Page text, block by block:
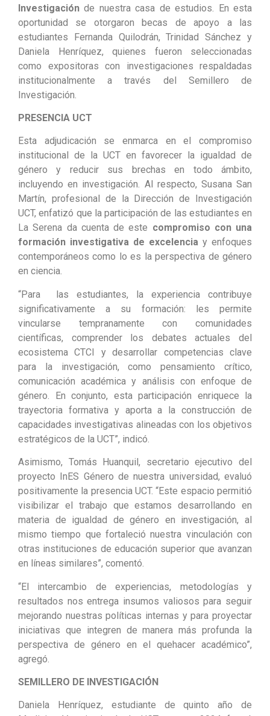
Investigación de nuestra casa de estudios. En esta
oportunidad se otorgaron becas de apoyo a las
estudiantes Fernanda Quilodrán, Trinidad Sánchez y
Daniela Henríquez, quienes fueron seleccionadas
como expositoras con investigaciones respaldadas
institucionalmente a través del Semillero de
Investigación.
PRESENCIA UCT
Esta adjudicación se enmarca en el compromiso
institucional de la UCT en favorecer la igualdad de
género y reducir sus brechas en todo ámbito,
incluyendo en investigación. Al respecto, Susana San
Martín, profesional de la Dirección de Investigación
UCT, enfatizó que la participación de las estudiantes en
La Serena da cuenta de este compromiso con una
formación investigativa de excelencia y enfoques
contemporáneos como lo es la perspectiva de género
en ciencia.
“Para las estudiantes, la experiencia contribuye
significativamente a su formación: les permite
vincularse tempranamente con comunidades
científicas, comprender los debates actuales del
ecosistema CTCI y desarrollar competencias clave
para la investigación, como pensamiento crítico,
comunicación académica y análisis con enfoque de
género. En conjunto, esta participación enriquece la
trayectoria formativa y aporta a la construcción de
capacidades investigativas alineadas con los objetivos
estratégicos de la UCT”, indicó.
Asimismo, Tomás Huanquil, secretario ejecutivo del
proyecto InES Género de nuestra universidad, evaluó
positivamente la presencia UCT. “Este espacio permitió
visibilizar el trabajo que estamos desarrollando en
materia de igualdad de género en investigación, al
mismo tiempo que fortaleció nuestra vinculación con
otras instituciones de educación superior que avanzan
en líneas similares”, comentó.
“El intercambio de experiencias, metodologías y
resultados nos entrega insumos valiosos para seguir
mejorando nuestras políticas internas y para proyectar
iniciativas que integren de manera más profunda la
perspectiva de género en el quehacer académico”,
agregó.
SEMILLERO DE INVESTIGACIÓN
Daniela Henríquez, estudiante de quinto año de